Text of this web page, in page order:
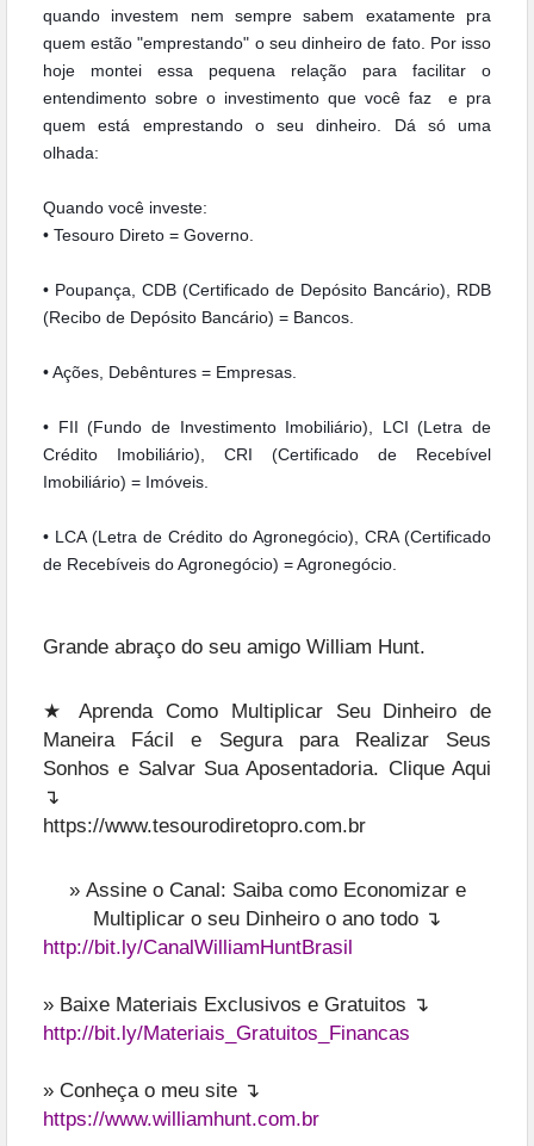
quando investem nem sempre sabem exatamente pra
quem estão "emprestando" o seu dinheiro de fato. Por isso
hoje montei essa pequena relação para facilitar o
entendimento sobre o investimento que você faz e pra
quem está emprestando o seu dinheiro. Dá só uma
olhada:
Quando você investe:
• Tesouro Direto = Governo.
• Poupança, CDB (Certificado de Depósito Bancário), RDB
(Recibo de Depósito Bancário) = Bancos.
• Ações, Debêntures = Empresas.
• FII (Fundo de Investimento Imobiliário), LCI (Letra de
Crédito Imobiliário), CRI (Certificado de Recebível
Imobiliário) = Imóveis.
• LCA (Letra de Crédito do Agronegócio), CRA (Certificado
de Recebíveis do Agronegócio) = Agronegócio.
Grande abraço do seu amigo William Hunt.
★ Aprenda Como Multiplicar Seu Dinheiro de
Maneira Fácil e Segura para Realizar Seus
Sonhos e Salvar Sua Aposentadoria. Clique Aqui
↴
https://www.tesourodiretopro.com.br
» Assine o Canal: Saiba como Economizar e
Multiplicar o seu Dinheiro o ano todo ↴
http://bit.ly/CanalWilliamHuntBrasil
» Baixe Materiais Exclusivos e Gratuitos ↴
http://bit.ly/Materiais_Gratuitos_Financas
» Conheça o meu site ↴
https://www.williamhunt.com.br